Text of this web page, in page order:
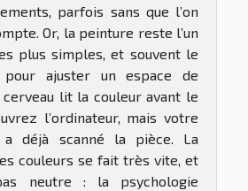
parfois sans que l’on
Or, la peinture reste l’un
plus simples, et souvent le
pour ajuster un espace de
lit la couleur avant le
l’ordinateur, mais votre
a déjà scanné la pièce. La
couleurs se fait très vite, et
neutre : la psychologie